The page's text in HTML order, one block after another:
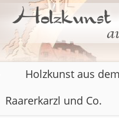
Holzkunst aus
Raarerkarzl und Co.